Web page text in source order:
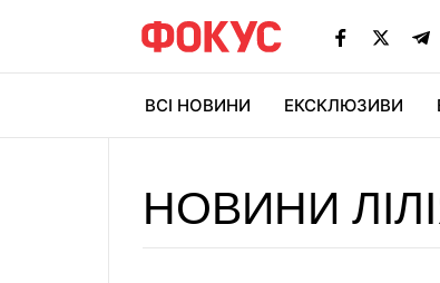
ВСІ НОВИНИ ЕКСКЛЮЗИВИ
НОВИНИ